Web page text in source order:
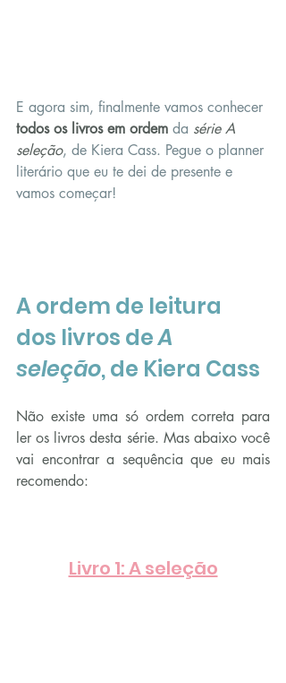
E agora sim, finalmente vamos conhecer
todos os livros em ordem da série A
seleção, de Kiera Cass. Pegue o planner
literário que eu te dei de presente e
vamos começar!
A ordem de leitura
dos livros de A
seleção, de Kiera Cass
Não existe uma só ordem correta para
ler os livros desta série. Mas abaixo você
vai encontrar a sequência que eu mais
recomendo:
Livro 1: A seleção